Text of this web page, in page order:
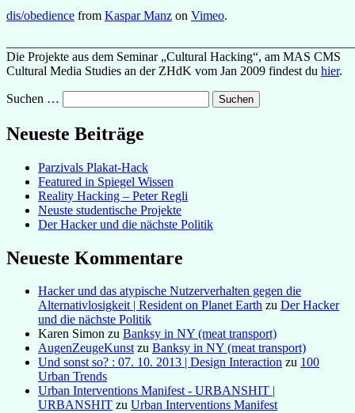
dis/obedience from Kaspar Manz on Vimeo.
Die Projekte aus dem Seminar „Cultural Hacking“, am MAS CMS
Cultural Media Studies an der ZHdK vom Jan 2009 findest du hier.
Suchen …
Neueste Beiträge
Parzivals Plakat-Hack
Featured in Spiegel Wissen
Reality Hacking – Peter Regli
Neuste studentische Projekte
Der Hacker und die nächste Politik
Neueste Kommentare
Hacker und das atypische Nutzerverhalten gegen die
Alternativlosigkeit | Resident on Planet Earth zu Der Hacker
und die nächste Politik
Karen Simon zu Banksy in NY (meat transport)
AugenZeugeKunstzu Banksy in NY (meat transport)
Und sonst so? : 07. 10. 2013 | Design Interaction zu 100
Urban Trends
Urban Interventions Manifest - URBANSHIT |
URBANSHIT zu Urban Interventions Manifest